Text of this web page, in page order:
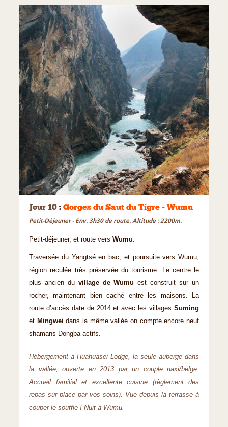
©
Jour 10 : Gorges du Saut du Tigre - Wumu
Petit-Déjeuner - Env. 3h30 de route. Altitude : 2200m.
Petit-déjeuner, et route vers Wumu.
Traversée du Yangtsé en bac, et poursuite vers Wumu,
région reculée très préservée du tourisme. Le centre le
plus ancien du village de Wumu est construit sur un
rocher, maintenant bien caché entre les maisons. La
route d’accès date de 2014 et avec les villages Suming
et Mingwei dans la même vallée on compte encore neuf
shamans Dongba actifs.
Hébergement à Huahuasei Lodge, la seule auberge dans
la vallée, ouverte en 2013 par un couple naxi/belge.
Accueil familial et excellente cuisine (règlement des
repas sur place par vos soins). Vue depuis la terrasse à
couper le souffle ! Nuit à Wumu.